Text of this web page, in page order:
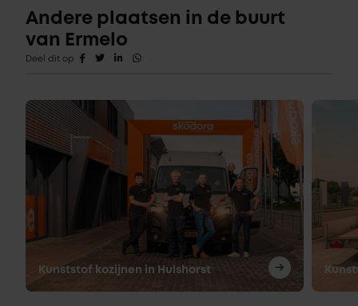
Andere plaatsen in de buurt
van Ermelo
Deel dit op
Kunststof kozijnen in Hulshorst